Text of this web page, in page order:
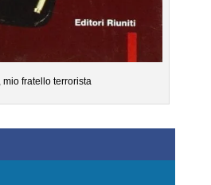
mio fratello terrorista